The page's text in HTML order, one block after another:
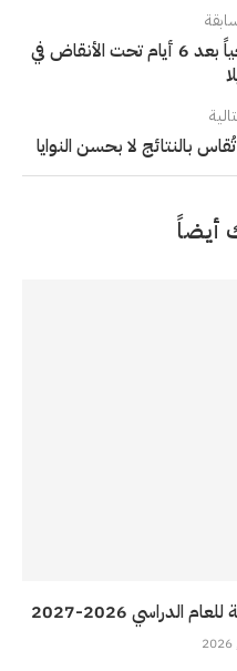
فريق الإنقاذ الأردني ينتشل طفلاً حياً بعد 6 أيام تحت الأنقاض في
بالنتائج لا بحسن النوايا
أيضاً
2026-2027